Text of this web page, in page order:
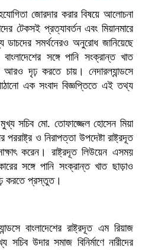
রামগতির নুরুল আমিন
৪০০ একর জমির ওপর নতুন
করার পরিকল্পনা
বাণিজ্যমন্ত্রী
জাতীয় ঐক্য ধরে
স্বরাষ্ট্রমন্ত্রীর
জোরদার করার বিষয়ে আলোচনা
টেকসই প্রত্যাবর্তন এবং মিয়ানমারে
ডাচদের সমর্থনেরও অনুরোধ জানিয়েছে
সঙ্গে পানি সংক্রান্ত খাত
দৃঢ় করতে চায়। নেদারল্যান্ডসে
এক সংবাদ বিজ্ঞপ্তিতে এই তথ্য
মুখ্য সচিব মো. তোফাজ্জেল হোসেন মিয়া
পররাষ্ট্র ও নিরাপত্তা উপদেষ্টা রাষ্ট্রদূত
করেন। রাষ্ট্রদূত লিউয়েন এসময়
সঙ্গে পানি সংক্রান্ত খাত ছাড়াও
করতে প্রস্তুত।
বাংলাদেশের রাষ্ট্রদূত এম রিয়াজ
উদার সমাজ বিনির্মাণে নারীদের